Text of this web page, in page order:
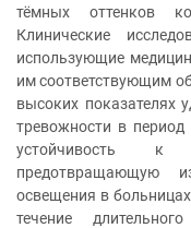
тёмных оттенков
Клинические
использующие
им соответствующим
высоких показателях
тревожности в
устойчивость к
предотвращающую
освещения в больницах
течение